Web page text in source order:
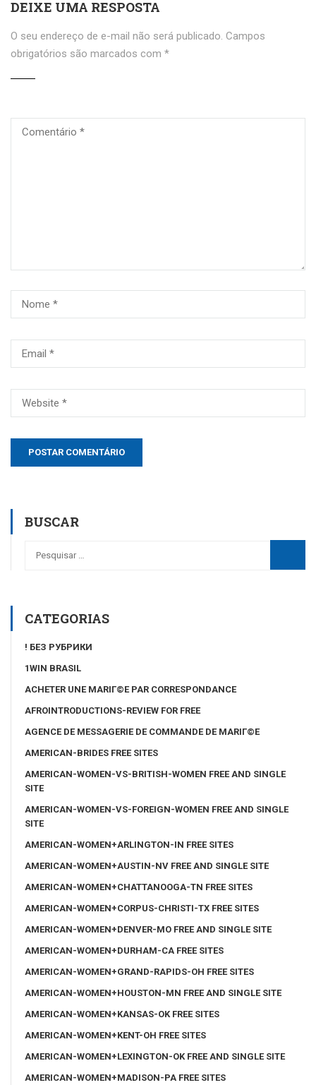
DEIXE UMA RESPOSTA
O seu endereço de e-mail não será publicado. Campos
obrigatórios são marcados com *
BUSCAR
CATEGORIAS
! БЕЗ РУБРИКИ
1WIN BRASIL
ACHETER UNE MARIГ©E PAR CORRESPONDANCE
AFROINTRODUCTIONS-REVIEW FOR FREE
AGENCE DE MESSAGERIE DE COMMANDE DE MARIГ©E
AMERICAN-BRIDES FREE SITES
AMERICAN-WOMEN-VS-BRITISH-WOMEN FREE AND SINGLE
SITE
AMERICAN-WOMEN-VS-FOREIGN-WOMEN FREE AND SINGLE
SITE
AMERICAN-WOMEN+ARLINGTON-IN FREE SITES
AMERICAN-WOMEN+AUSTIN-NV FREE AND SINGLE SITE
AMERICAN-WOMEN+CHATTANOOGA-TN FREE SITES
AMERICAN-WOMEN+CORPUS-CHRISTI-TX FREE SITES
AMERICAN-WOMEN+DENVER-MO FREE AND SINGLE SITE
AMERICAN-WOMEN+DURHAM-CA FREE SITES
AMERICAN-WOMEN+GRAND-RAPIDS-OH FREE SITES
AMERICAN-WOMEN+HOUSTON-MN FREE AND SINGLE SITE
AMERICAN-WOMEN+KANSAS-OK FREE SITES
AMERICAN-WOMEN+KENT-OH FREE SITES
AMERICAN-WOMEN+LEXINGTON-OK FREE AND SINGLE SITE
AMERICAN-WOMEN+MADISON-PA FREE SITES